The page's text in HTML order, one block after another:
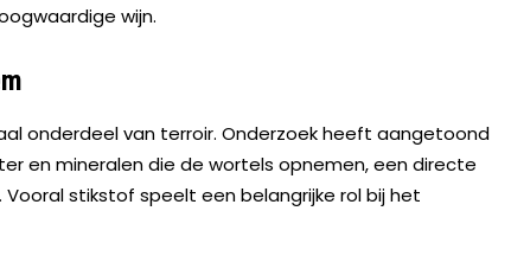
wijn.
onderdeel van terroir. Onderzoek heeft aangetoond
en mineralen die de wortels opnemen, een directe
stikstof speelt een belangrijke rol bij het